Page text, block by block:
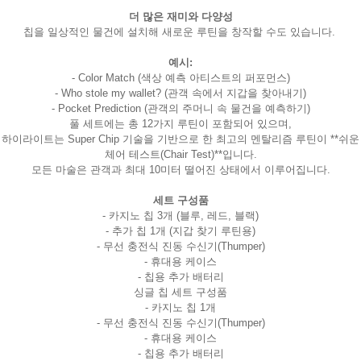
더 많은 재미와 다양성
칩을 일상적인 물건에 설치해 새로운 루틴을 창작할 수도 있습니다.
예시:
- Color Match (색상 예측 아티스트의 퍼포먼스)
- Who stole my wallet? (관객 속에서 지갑을 찾아내기)
- Pocket Prediction (관객의 주머니 속 물건을 예측하기)
풀 세트에는 총 12가지 루틴이 포함되어 있으며,
하이라이트는 Super Chip 기술을 기반으로 한 최고의 멘탈리즘 루틴이 **쉬운
체어 테스트(Chair Test)**입니다.
모든 마술은 관객과 최대 10미터 떨어진 상태에서 이루어집니다.
세트 구성품
- 카지노 칩 3개 (블루, 레드, 블랙)
- 추가 칩 1개 (지갑 찾기 루틴용)
- 무선 충전식 진동 수신기(Thumper)
- 휴대용 케이스
- 칩용 추가 배터리
싱글 칩 세트 구성품
- 카지노 칩 1개
- 무선 충전식 진동 수신기(Thumper)
- 휴대용 케이스
- 칩용 추가 배터리